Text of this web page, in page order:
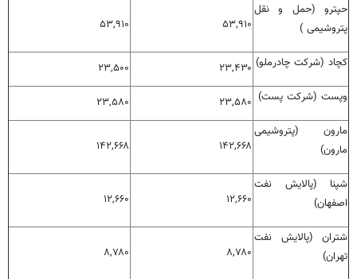
حپترو (حمل و نقل
پتروشیمی )
۵۳,۹۱۰ ۵۳,۹۱۰
کچاد (شرکت چادرملو) ۲۳,۴۳۰
۲۳,۵۰۰
وپست (شرکت پست) ۲۳,۵۸۰
۲۳,۵۸۰
مارون (پتروشیمی
مارون)
۱۴۲,۶۶۸ ۱۴۲,۶۶۸
شپنا (پالایش نفت
اصفهان)
۱۲,۶۶۰ ۱۲,۶۶۰
شتران (پالایش نفت
تهران)
۸,۷۸۰ ۸,۷۸۰